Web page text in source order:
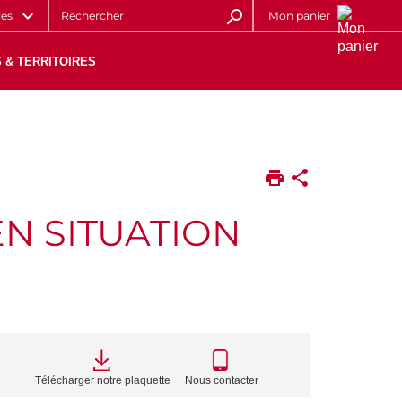
Mon panier
& TERRITOIRES
SITUATION
CALL
TO
Télécharger notre plaquette Nous contacter